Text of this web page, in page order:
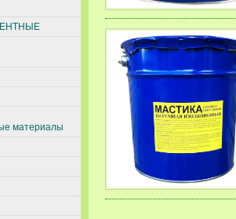
материалы